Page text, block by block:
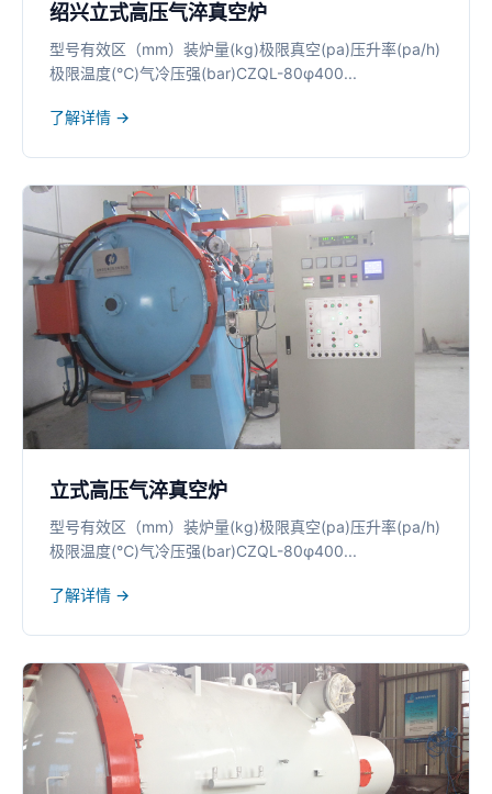
绍兴立式高压气淬真空炉
型号有效区（mm）装炉量(kg)极限真空(pa)压升率(pa/h)
极限温度(℃)气冷压强(bar)CZQL-80φ400...
了解详情 →
立式高压气淬真空炉
型号有效区（mm）装炉量(kg)极限真空(pa)压升率(pa/h)
极限温度(℃)气冷压强(bar)CZQL-80φ400...
了解详情 →